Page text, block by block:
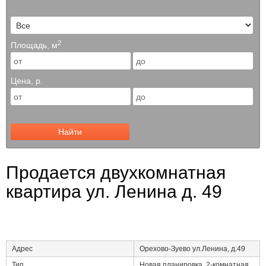
Площадь, м2
Цена, р.
Найти
Продается двухкомнатная
квартира ул. Ленина д. 49
Адрес
Орехово-Зуево ул.Ленина, д.49